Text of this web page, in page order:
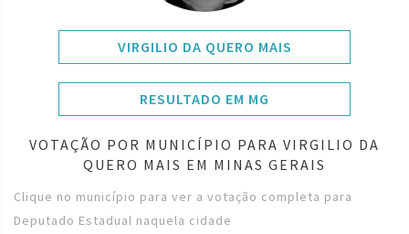
VIRGILIO DA QUERO MAIS
RESULTADO EM MG
VOTAÇÃO POR MUNICÍPIO PARA VIRGILIO DA
QUERO MAIS EM MINAS GERAIS
Clique no município para ver a votação completa para
Deputado Estadual naquela cidade